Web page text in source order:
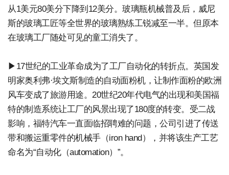
从1美元80美分下降到12美分。玻璃瓶机械普及后，威尼
斯的玻璃工匠等全世界的玻璃熟练工锐减至一半。但原本
在玻璃工厂随处可见的童工消失了。
▶17世纪的工业革命成为了工厂自动化的转折点。英国发
明家奥利弗·埃文斯制造的自动面粉机，让制作面粉的欧洲
风车变成了旅游用途。20世纪20年代电气的出现和美国福
特的制造系统让工厂的风景出现了180度的转变。受二战
影响，福特汽车一直面临招聘难的问题，公司引进了传送
带和搬运重零件的机械手（iron hand），并将该生产工艺
命名为“自动化（automation）”。